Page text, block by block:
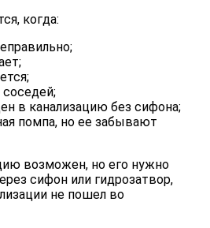
когда:
соседей;
в канализацию без сифона;
помпа, но ее забывают
возможен, но его нужно
сифон или гидрозатвор,
не пошел во